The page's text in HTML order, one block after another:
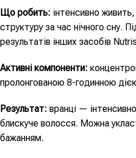
Що робить: інтенсивно
структуру за час нічного сну.
результатів інших засобів
Активні компоненти:
пролонгованою 8-годинною
Результат: вранці —
блискуче волосся. Можна
бажанням.